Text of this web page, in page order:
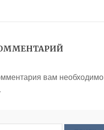
вам необходимо
.